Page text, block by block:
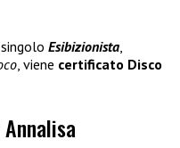
Esibizionista,
, viene certificato Disco